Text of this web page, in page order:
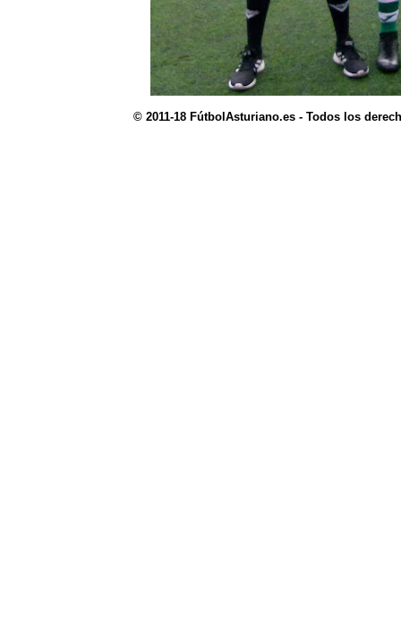
© 2011-18 FútbolAsturiano.es - Todos los